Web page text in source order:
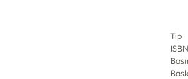
Tip
ISBN